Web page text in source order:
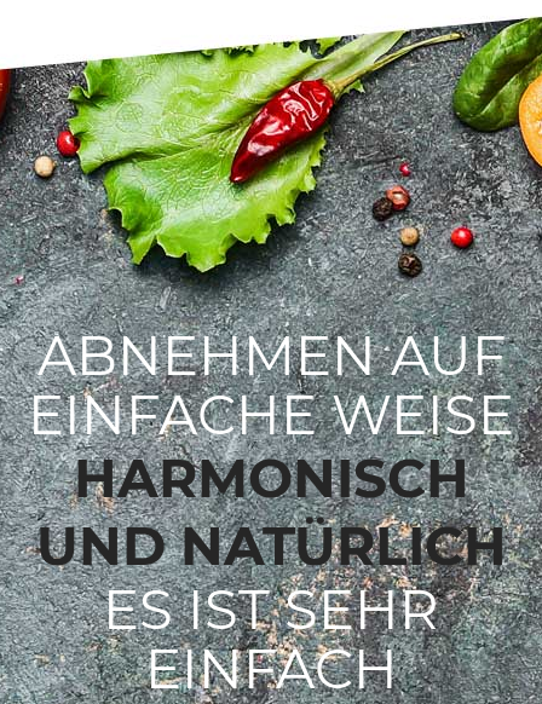
ABNEHMEN AUF
EINFACHE WEISE
HARMONISCH
UND NATÜRLICH
ES IST SEHR
EINFACH